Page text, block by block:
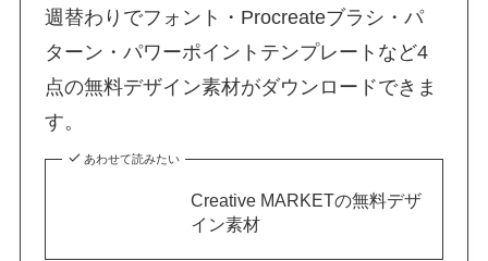
週替わりでフォント・Procreateブラシ・パ
ターン・パワーポイントテンプレートなど4
点の無料デザイン素材がダウンロードできま
す。
あわせて読みたい
Creative MARKETの無料デザ
イン素材